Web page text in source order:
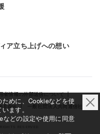
ア立ち上げへの想い
者情報の外部送信について
Edge 一般社団法人共同通信社
RESERVED.
めに、Cookieなどを使
ます。
などの設定や使用に同意